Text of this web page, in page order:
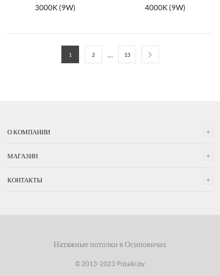
3000K (9W)
4000K (9W)
1 2 … 13
О КОМПАНИИ
МАГАЗИН
КОНТАКТЫ
Натяжные потолки в Осиповичах
© 2013-2023 Potalki.by